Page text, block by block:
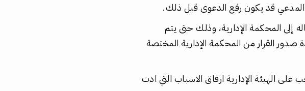
قد يكون رفع الدعوى قبل ذلك.
إلى المحكمة الإدارية، وذلك حتى يتم
القرار من المحكمة الإدارية المختصة
الهيئة الإدارية ارفاق الاسباب التي ادت